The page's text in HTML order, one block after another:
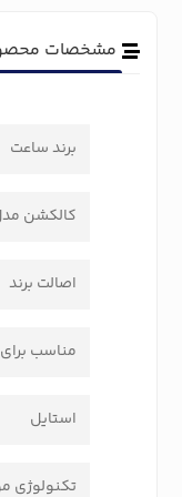
مشخصات
برند ساعت
کالکشن
اصالت برند
مناسب برای
استایل
تکنولوژی